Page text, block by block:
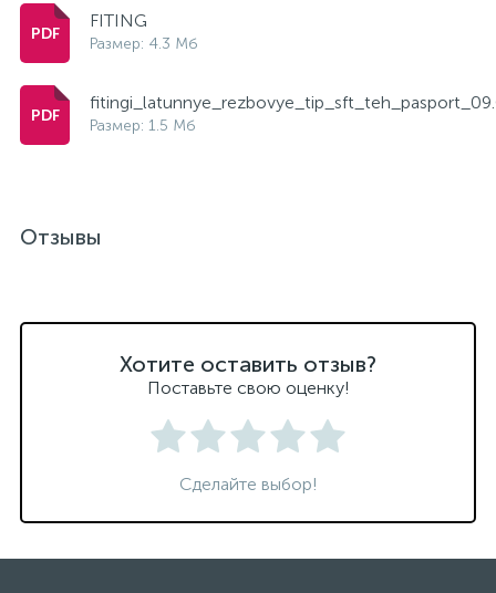
FITING
Размер: 4.3 Мб
Размер: 1.5 Мб
Отзывы
Хотите оставить отзыв?
Поставьте свою оценку!
Сделайте выбор!